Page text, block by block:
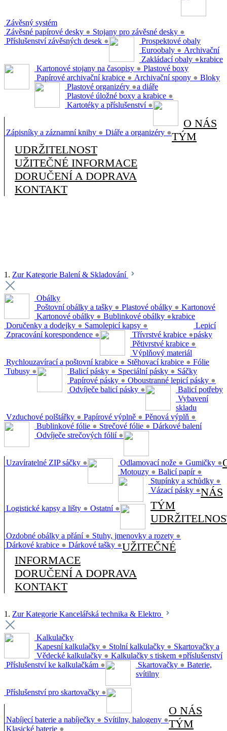
Závěsný systém
Závěsné papírové desky ● Stojany pro závěsné desky ●
Příslušenství závěsných desek ●
Prospektové obaly
Euroobaly ●
Zakládací obaly ●
Archivační
krabice
Kartonové stojany na časopisy ●
Papírové archivační krabice ● Archivační spony ●
Plastové boxy
Plastové organizéry ●
Plastové úložné boxy a krabice ●
Kartotéky a příslušenství ●
Bloky
a diáře
Zápisníky a záznamní knihy ● Diáře a organizéry ●
O NÁS
TÝM
UDRŽITELNOST
UŽITEČNÉ INFORMACE
DORUČENÍ A DOPRAVA
KONTAKT
1. Zur Kategorie Balení & Skladování
Obálky
Poštovní obálky a tašky ● Plastové obálky ●
Kartonové obálky ● Bublinkové obálky ●
Doručenky a dodejky ● Samolepicí kapsy ●
Zpracování korespondence ●
Kartonové
krabice
Třívrstvé krabice ●
Pětivrstvé krabice ●
Rychlouzavírací a poštovní krabice ● Stěhovací krabice ●
Tubusy ●
Lepicí
pásky
Balicí pásky ● Speciální pásky ●
Papírové pásky ● Oboustranné lepicí pásky ●
Odvíječe balicí pásky ●
Výplňový materiál
Vzduchové polštářky ● Papírové výplně ● Pěnová výplň ●
Fólie
Bublinkové fólie ● Strečové fólie ●
Odvíječe strečových fólií ●
Sáčky
Uzavíratelné ZIP sáčky ●
Balicí potřeby
Odlamovací nože ● Gumičky ●
Motouzy ● Balicí papír ●
Vybavení
skladu
Stupínky a schůdky ●
Vázací pásky ●
Logistické kapsy a lišty ● Ostatní ●
Dárkové balení
Ozdobné obálky a přání ● Stuhy, jmenovky a rozety ●
Dárkové krabice ● Dárkové tašky ●
NÁS
TÝM
UŽITEČNÉ
INFORMACE
DORUČENÍ A DOPRAVA
KONTAKT
1. Zur Kategorie Kancelářská technika & Elektro
Kalkulačky
Kapesní kalkulačky ● Stolní kalkulačky ●
Vědecké kalkulačky ● Kalkulačky s tiskem ●
Příslušenství ke kalkulačkám ●
Skartovačky a
příslušenství
Skartovačky ●
Příslušenství pro skartovačky ●
Baterie,
svítilny
Nabíjecí baterie a nabíječky ● Svítilny, halogeny ●
Klasické baterie ●
O NÁS
TÝM